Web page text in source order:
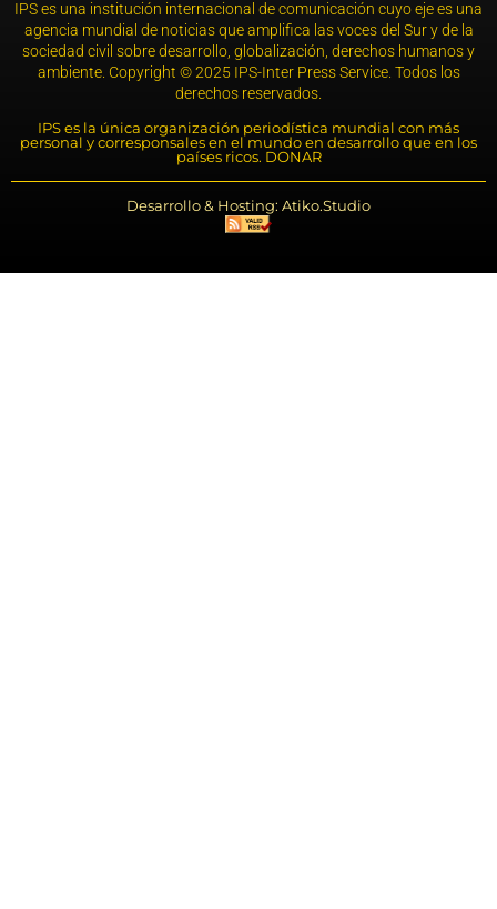
IPS es una institución internacional de comunicación cuyo eje es una
agencia mundial de noticias que amplifica las voces del Sur y de la
sociedad civil sobre desarrollo, globalización, derechos humanos y
ambiente. Copyright © 2025 IPS-Inter Press Service. Todos los
derechos reservados.
IPS es la única organización periodística mundial con más
personal y corresponsales en el mundo en desarrollo que en los
países ricos. DONAR
Desarrollo & Hosting: Atiko.Studio